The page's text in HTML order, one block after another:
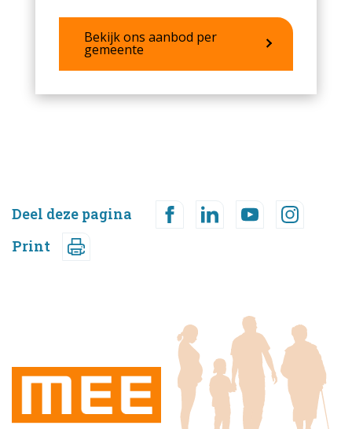
Bekijk ons aanbod per
gemeente
Deel deze pagina
Print